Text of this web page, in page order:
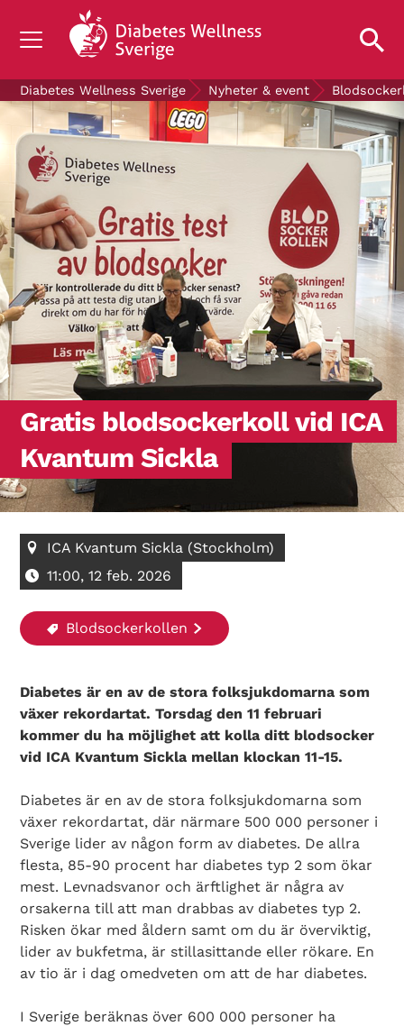
OM DIABETES
STÖD OSS
FORSKNING
NYHETER & EVENT
OM OSS
GRATIS DIABETESPRODUKTER
Blodsockerkollen
Diabetes Wellness Sverige Nyheter & event
Gratis blodsockerkoll vid ICA
Kvantum Sickla
ICA Kvantum Sickla (Stockholm)
11:00, 12 feb. 2026
Blodsockerkollen
Diabetes är en av de stora folksjukdomarna som
växer rekordartat. Torsdag den 11 februari
kommer du ha möjlighet att kolla ditt blodsocker
vid ICA Kvantum Sickla mellan klockan 11-15.
Diabetes är en av de stora folksjukdomarna som
växer rekordartat, där närmare 500 000 personer i
Sverige lider av någon form av diabetes. De allra
flesta, 85-90 procent har diabetes typ 2 som ökar
mest. Levnadsvanor och ärftlighet är några av
orsakerna till att man drabbas av diabetes typ 2.
Risken ökar med åldern samt om du är överviktig,
lider av bukfetma, är stillasittande eller rökare. En
av tio är i dag omedveten om att de har diabetes.
I Sverige beräknas över 600 000 personer ha